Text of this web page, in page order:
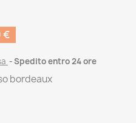
€
Spedito entro 24 ore
bordeaux